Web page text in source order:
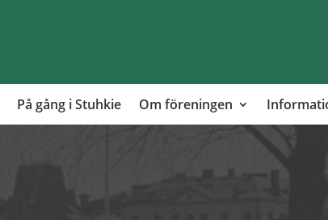
På gång i Stuhkie Om föreningen